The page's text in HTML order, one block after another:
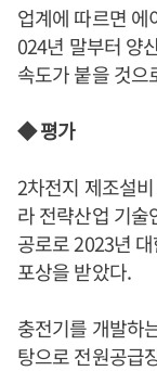
업계에 따르면
024년 말부터 양
속도가 붙을 것으
◆ 평가
2차전지 제조설
라 전략산업 기
공로로 2023년
포상을 받았다.
충전기를 개발하
탕으로 전원공급